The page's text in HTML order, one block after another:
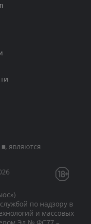
являются
по надзору в
и массовых